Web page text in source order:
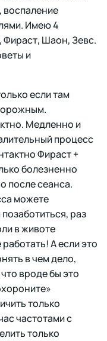
воспаление
Имею 4
Шаон, Зевс.
и
если там
Медленно и
процесс
Фираст +
болезненно
после сеанса.
можете
раз
в животе
А если это
в чем дело,
вроде бы это
только
частотами с
только